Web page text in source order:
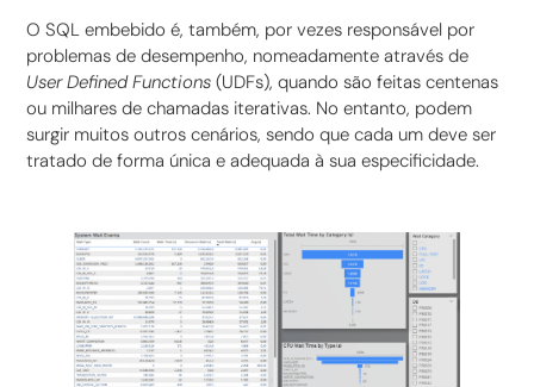
O SQL embebido é, também, por vezes responsável por
problemas de desempenho, nomeadamente através de
User Defined Functions (UDFs), quando são feitas centenas
ou milhares de chamadas iterativas. No entanto, podem
surgir muitos outros cenários, sendo que cada um deve ser
tratado de forma única e adequada à sua especificidade.